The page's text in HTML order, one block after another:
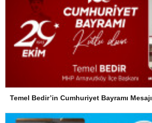
Temel Bedir’in Cumhuriyet Bayramı Mesajı